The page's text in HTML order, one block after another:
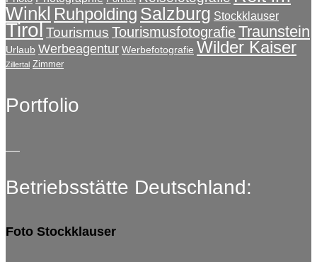
Winkl Ruhpolding Salzburg Stockklauser
Tirol Tourismus TourismusfotografieTraunstein
Urlaub Werbeagentur Werbefotografie Wilder Kaiser
Zillertal Zimmer
Portfolio
Betriebsstätte Deutschland:
Foto Stockklauser